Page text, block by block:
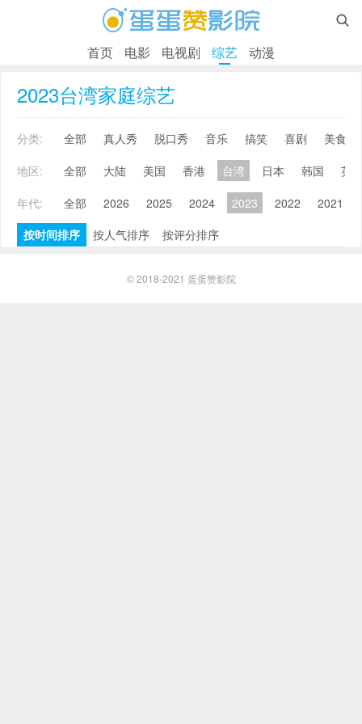

首页 电影 电视剧 综艺 动漫
2023台湾家庭综艺
分类: 全部 真人秀 脱口秀 音乐 搞笑 喜剧
美食
地区:
全部 大陆 美国 香港 台湾 日本 韩国
英
年代:
全部 2026 2025 2024 2023 2022 2021
按时间排序
按人气排序 按评分排序
© 2018-2021 蛋蛋赞影院